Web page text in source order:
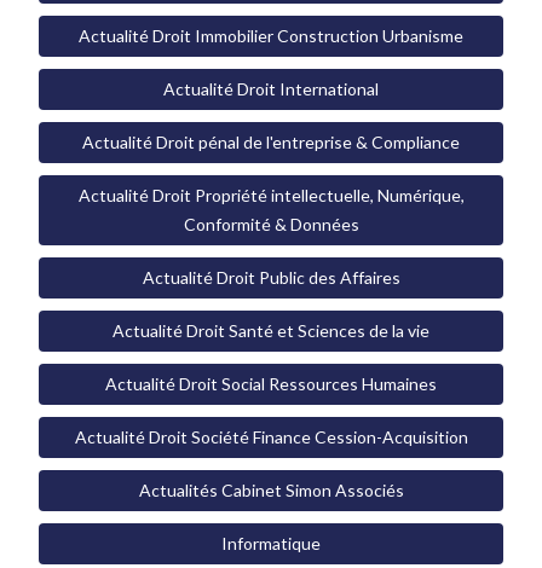
Actualité Droit Immobilier Construction Urbanisme
Actualité Droit International
Actualité Droit pénal de l'entreprise & Compliance
Actualité Droit Propriété intellectuelle, Numérique,
Conformité & Données
Actualité Droit Public des Affaires
Actualité Droit Santé et Sciences de la vie
Actualité Droit Social Ressources Humaines
Actualité Droit Société Finance Cession-Acquisition
Actualités Cabinet Simon Associés
Informatique